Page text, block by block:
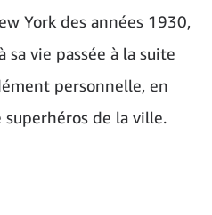
York des années 1930,
vie passée à la suite
personnelle, en
de la ville.